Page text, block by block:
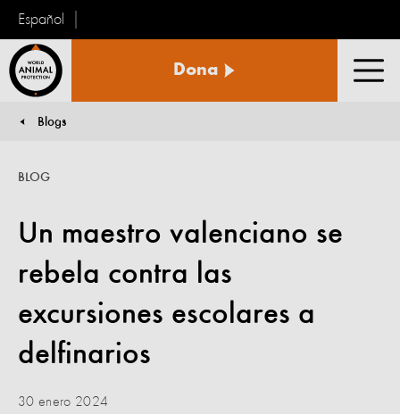
Español
Animal
Dona
You are here:
Blogs
Un maestro valenciano se
rebela contra las
excursiones escolares a
delfinarios
BLOG
30 enero 2024